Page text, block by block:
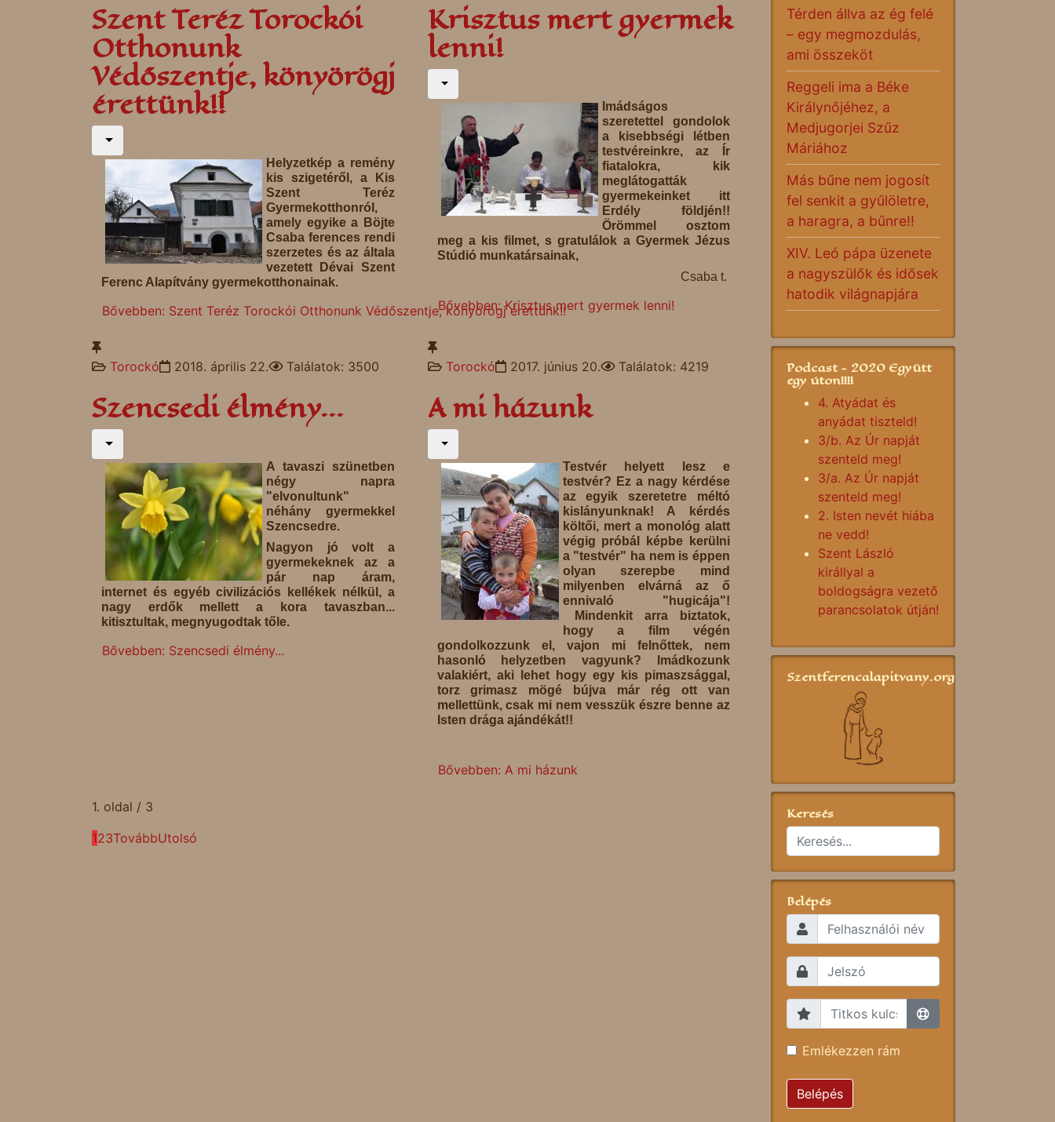
Szent Teréz Torockói
Otthonunk
Védőszentje, könyörögj
érettünk!!
Helyzetkép a remény
kis szigetéről, a Kis
Szent Teréz
Gyermekotthonról,
amely egyike a Böjte
Csaba ferences rendi
szerzetes és az általa
vezetett Dévai Szent
Ferenc Alapítvány gyermekotthonainak.
Bővebben: Szent Teréz Torockói Otthonunk Védőszentje, könyörögj érettünk!!
Krisztus mert gyermek
lenni!
Imádságos
szeretettel gondolok
a kisebbségi létben
testvéreinkre, az Ír
fiatalokra, kik
meglátogatták
gyermekeinket itt
Erdély földjén!!
Örömmel osztom
meg a kis filmet, s gratulálok a Gyermek Jézus
Stúdió munkatársainak,
Csaba t.
Bővebben: Krisztus mert gyermek lenni!
Torockó 2018. április 22. Találatok: 3500
Szencsedi élmény...
A tavaszi szünetben
négy napra
"elvonultunk"
néhány gyermekkel
Szencsedre.
Nagyon jó volt a
gyermekeknek az a
pár nap áram,
internet és egyéb civilizációs kellékek nélkül, a
nagy erdők mellett a kora tavaszban...
kitisztultak, megnyugodtak tőle.
Bővebben: Szencsedi élmény...
Torockó 2017. június 20. Találatok: 4219
A mi házunk
Testvér helyett lesz e
testvér? Ez a nagy kérdése
az egyik szeretetre méltó
kislányunknak! A kérdés
költői, mert a monológ alatt
végig próbál képbe kerülni
a "testvér" ha nem is éppen
olyan szerepbe mind
milyenben elvárná az ő
ennivaló "hugicája"!
Mindenkit arra biztatok,
hogy a film végén
gondolkozzunk el, vajon mi felnőttek, nem
hasonló helyzetben vagyunk? Imádkozunk
valakiért, aki lehet hogy egy kis pimaszsággal,
torz grimasz mögé bújva már rég ott van
mellettünk, csak mi nem vesszük észre benne az
Isten drága ajándékát!!
Bővebben: A mi házunk
1. oldal / 3
123TovábbUtolsó
Térden állva az ég felé
– egy megmozdulás,
ami összeköt
Reggeli ima a Béke
Királynőjéhez, a
Medjugorjei Szűz
Máriához
Más bűne nem jogosít
fel senkit a gyűlöletre,
a haragra, a bűnre!!
XIV. Leó pápa üzenete
a nagyszülők és idősek
hatodik világnapjára
Podcast - 2020 Együtt
egy úton!!!!
4. Atyádat és
anyádat tiszteld!
3/b. Az Úr napját
szenteld meg!
3/a. Az Úr napját
szenteld meg!
2. Isten nevét hiába
ne vedd!
Szent László
királlyal a
boldogságra vezető
parancsolatok útján!
Szentferencalapitvany.org
Keresés
Belépés
Emlékezzen rám
Belépés